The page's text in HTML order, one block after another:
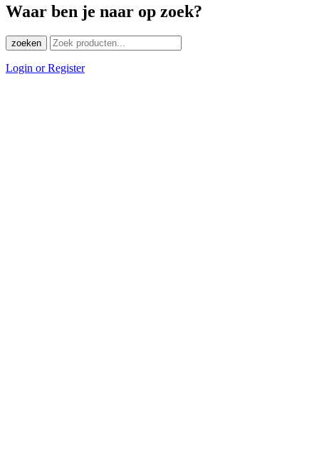
Waar ben je naar op zoek?
zoeken
Login or Register